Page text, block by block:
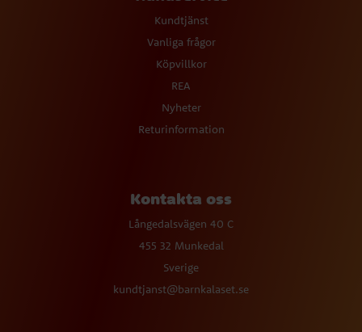
Kundtjänst
Vanliga frågor
Köpvillkor
REA
Nyheter
Returinformation
Kontakta oss
Långedalsvägen 40 C
455 32 Munkedal
Sverige
kundtjanst@barnkalaset.se